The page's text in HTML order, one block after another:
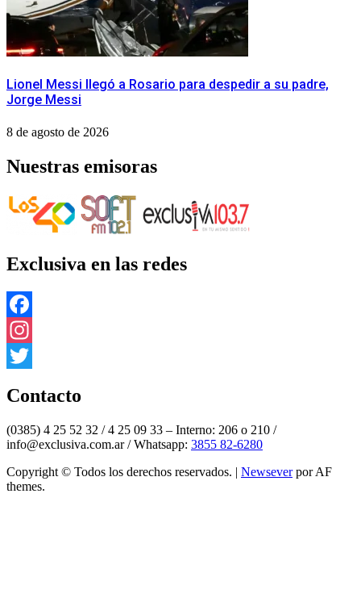
Lionel Messi llegó a Rosario para despedir a su padre,
Jorge Messi
8 de agosto de 2026
Nuestras emisoras
Exclusiva en las redes
Facebook
Instagram
Contacto
(0385) 4 25 52 32 / 4 25 09 33 – Interno: 206 o 210 /
info@exclusiva.com.ar / Whatsapp: 3855 82-6280
Copyright © Todos los derechos reservados. | Newseverpor AF
themes.